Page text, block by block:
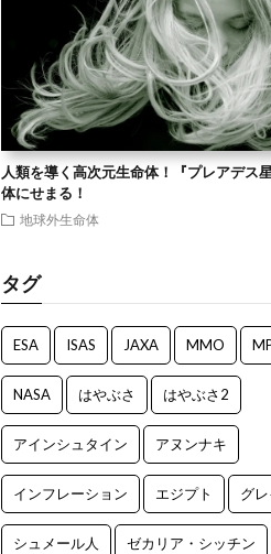
人類を導く高次元生命体！『プレアデス
体にせまる！
地球外生命体
タグ
ESA ISAS JAXA MMO
NASA はやぶさ はやぶさ2
アインシュタイン アヌンナキ
インフレーション エジプト グレ
シュメール人 ゼカリア・シッチン